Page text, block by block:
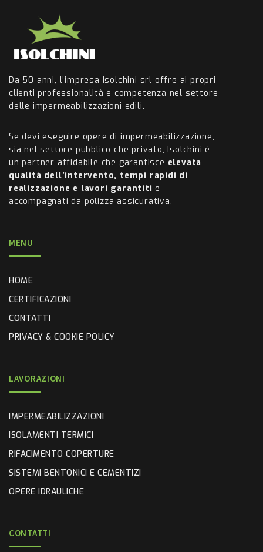
Da 50 anni, l’impresa Isolchini srl offre ai propri
clienti professionalità e competenza nel settore
delle impermeabilizzazioni edili.
Se devi eseguire opere di impermeabilizzazione,
sia nel settore pubblico che privato, Isolchini è
un partner affidabile che garantisce elevata
qualità dell’intervento, tempi rapidi di
realizzazione e lavori garantiti e
accompagnati da polizza assicurativa.
MENU
HOME
CERTIFICAZIONI
CONTATTI
PRIVACY & COOKIE POLICY
LAVORAZIONI
IMPERMEABILIZZAZIONI
ISOLAMENTI TERMICI
RIFACIMENTO COPERTURE
SISTEMI BENTONICI E CEMENTIZI
OPERE IDRAULICHE
CONTATTI